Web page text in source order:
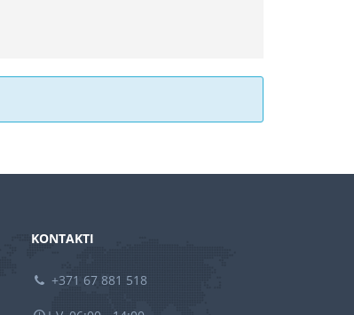
KONTAKTI
+371 67 881 518